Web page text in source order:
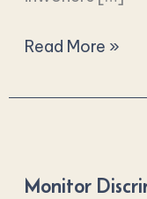
Read More »
Monitor
2019